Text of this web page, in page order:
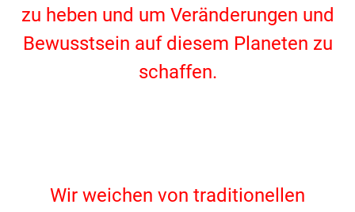
zu heben und um Veränderungen und
Bewusstsein auf diesem Planeten zu
schaffen.
Wir weichen von traditionellen